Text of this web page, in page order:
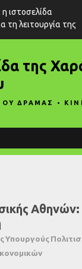
της
ΔΡΑΜΑΣ •
Αθηνών:
ιστοσελίδα
τη λειτουργία της